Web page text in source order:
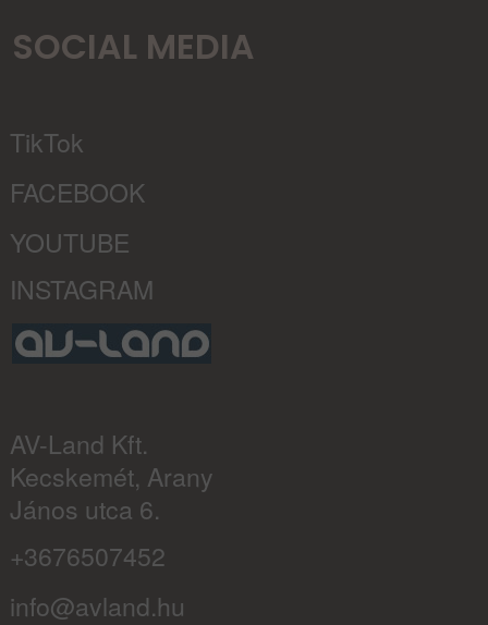
SOCIAL MEDIA
TikTok
FACEBOOK
YOUTUBE
INSTAGRAM
AV-Land Kft.
Kecskemét, Arany
János utca 6.
+3676507452
info@avland.hu